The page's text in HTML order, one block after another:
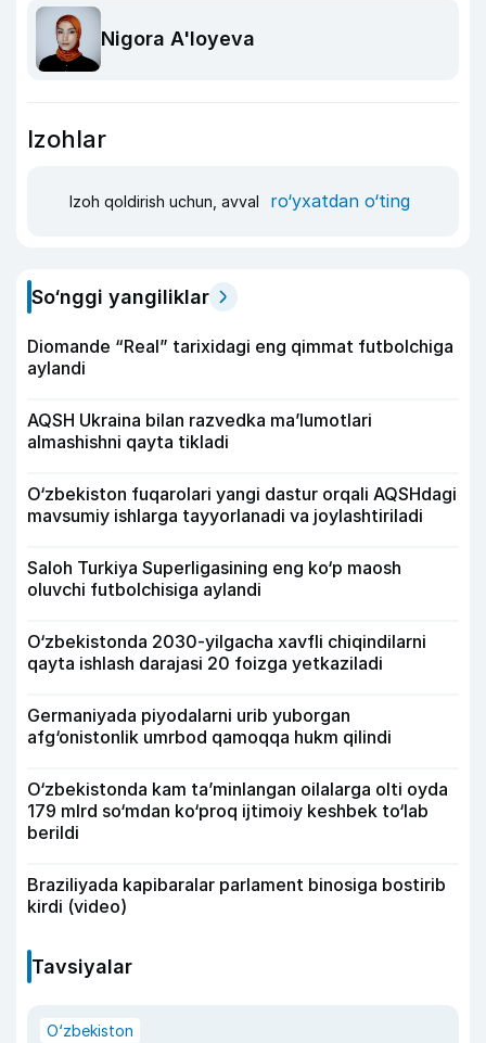
Nigora A'loyeva
Izohlar
Izoh qoldirish uchun, avval ro‘yxatdan o‘ting
So‘nggi yangiliklar
Diomande “Real” tarixidagi eng qimmat futbolchiga
aylandi
AQSH Ukraina bilan razvedka ma’lumotlari
almashishni qayta tikladi
O‘zbekiston fuqarolari yangi dastur orqali AQSHdagi
mavsumiy ishlarga tayyorlanadi va joylashtiriladi
Saloh Turkiya Superligasining eng ko‘p maosh
oluvchi futbolchisiga aylandi
O‘zbekistonda 2030-yilgacha xavfli chiqindilarni
qayta ishlash darajasi 20 foizga yetkaziladi
Germaniyada piyodalarni urib yuborgan
afg‘onistonlik umrbod qamoqqa hukm qilindi
O‘zbekistonda kam ta’minlangan oilalarga olti oyda
179 mlrd so‘mdan ko‘proq ijtimoiy keshbek to‘lab
berildi
Braziliyada kapibaralar parlament binosiga bostirib
kirdi (video)
Tavsiyalar
O‘zbekiston